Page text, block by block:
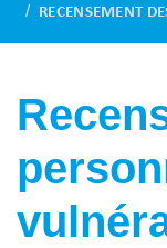
RECENSEMENT